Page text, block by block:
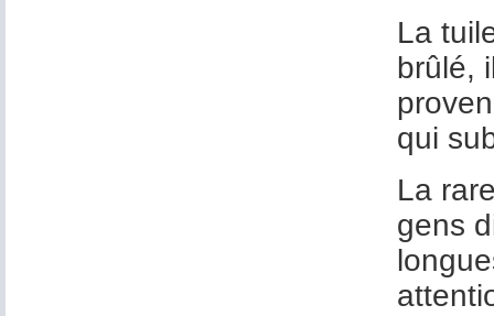
La
brûlé,
qui
La
gens